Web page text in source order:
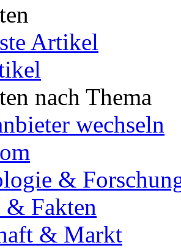
Artikel
nach Thema
wechseln
&
& Fakten
& Markt